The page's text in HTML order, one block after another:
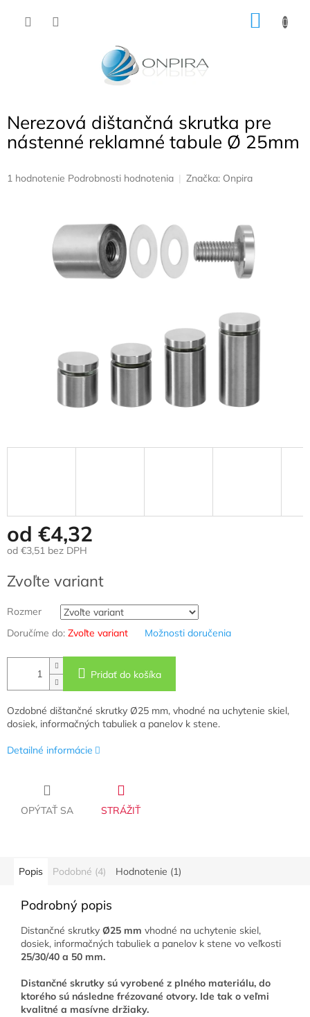
Nerezová dištančná skrutka pre
nástenné reklamné tabule Ø 25mm
Priemerné
hviezdičiek.
1 hodnotenie Podrobnosti hodnotenia Značka: Onpira
od €4,32
od €3,51 bez DPH
cena:
Zvoľte variant
Rozmer
Doručíme do: Zvoľte variant Možnosti doručenia
Pridať do košíka
Ozdobné dištančné skrutky Ø25 mm, vhodné na uchytenie skiel,
dosiek, informačných tabuliek a panelov k stene.
Detailné informácie
OPÝTAŤ SA STRÁŽIŤ
Popis Podobné (4) Hodnotenie (1)
Podrobný popis
Distančné skrutky Ø25 mm vhodné na uchytenie skiel,
dosiek, informačných tabuliek a panelov k stene vo veľkosti
25/30/40 a 50 mm.
Distančné skrutky sú vyrobené z plného materiálu, do
ktorého sú následne frézované otvory. Ide tak o veľmi
kvalitné a masívne držiaky.